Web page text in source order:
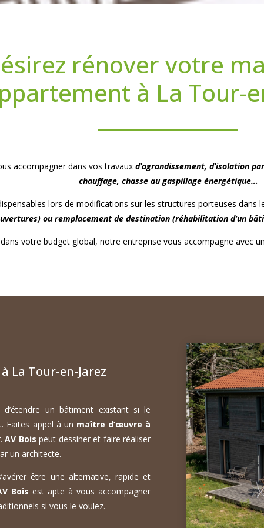
rénover votre
à La Tour-
accompagner dans vos travaux d’agrandissement, d’isolation
chauffage, chasse au gaspillage énergétique…
lors de modifications sur les structures porteuses dans
ou remplacement de destination (réhabilitation d’un
votre budget global, notre entreprise vous accompagne avec un
La Tour-en-Jarez
un bâtiment existant si le
Faites appel à un maître d’œuvre à
AV Bois peut dessiner et faire réaliser
un architecte.
être une alternative, rapide et
Bois est apte à vous accompagner
si vous le voulez.